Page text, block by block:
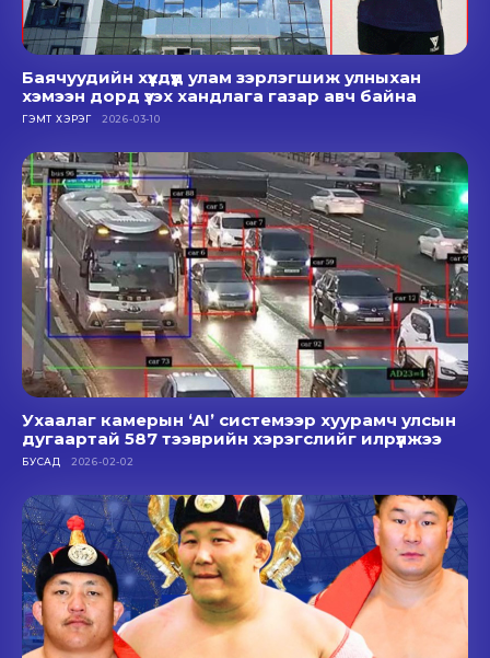
Баячуудийн хүүхдүүд улам зэрлэгшиж улныхан
хэмээн дорд үзэх хандлага газар авч байна
ГЭМТ ХЭРЭГ 2026-03-10
Ухаалаг камерын ‘AI’ системээр хуурамч улсын
дугаартай 587 тээврийн хэрэгслийг илрүүлжээ
БУСАД 2026-02-02